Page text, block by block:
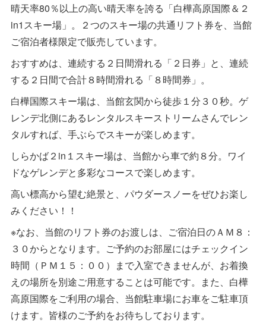
晴天率80％以上の高い晴天率を誇る「白樺高原国際＆２
in1スキー場」。２つのスキー場の共通リフト券を、当館
ご宿泊者様限定で販売しています。
おすすめは、連続する２日間滑れる「２日券」と、連続
する２日間で合計８時間滑れる「８時間券」。
白樺国際スキー場は、当館玄関から徒歩１分３０秒。ゲ
レンデ北側にあるレンタルスキーストリームさんでレン
タルすれば、手ぶらでスキーが楽しめます。
しらかば２in１スキー場は、当館から車で約８分。ワイ
ドなゲレンデと多彩なコースで楽しめます。
高い標高から望む絶景と、パウダースノーをぜひお楽し
みください！！
※なお、当館のリフト券のお渡しは、ご宿泊日のＡＭ８：
３０からとなります。ご予約のお部屋にはチェックイン
時間（ＰＭ１５：００）まで入室できませんが、お着換
えの場所を別途ご用意することは可能です。また、白樺
高原国際をご利用の場合、当館駐車場にお車をご駐車頂
けます。皆様のご予約をお待ちしております。